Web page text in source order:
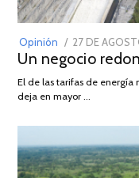
Opinión
POSTED
ON
27 DE
Un negocio
El de las tarifas de energía
deja en mayor …